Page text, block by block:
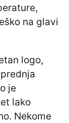
na glavi
logo,
je
lako
Nekome